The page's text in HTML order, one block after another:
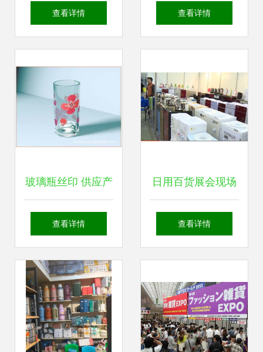
年轻人的日用品采
查看详情
家居小五金的轻便
开启日用新风尚
查看详情
玻璃瓶丝印 供应产
品 义乌市创达日用
查看详情
日用百货展会现场
盛况 创意与实用的
查看详情